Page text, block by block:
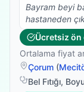
Bayram beyi
hastaneden
geçiriyordu ki
trakeostomisi
Bayram bey'e
fizik tedavi ve nefes
ayaklandı üstelik bir hastaya nasıl
Ücretsiz ön
Ortalama fiyat
Çorum (
Bel Fıtığı,